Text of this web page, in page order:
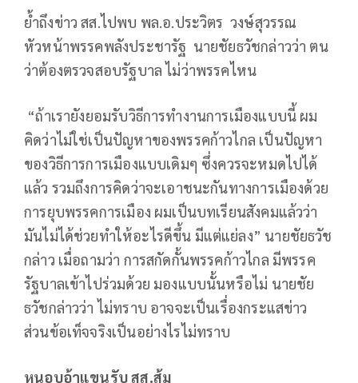
ย้ำถึงข่าว สส.ไปพบ พล.อ.ประวิตร วงษ์สุวรรณ
หัวหน้าพรรคพลังประชารัฐ นายชัยธวัชกล่าวว่า ตน
ว่าต้องตรวจสอบรัฐบาล ไม่ว่าพรรคไหน
“ถ้าเรายังยอมรับวิธีการทำงานการเมืองแบบนี้ ผม
คิดว่าไม่ใช่เป็นปัญหาของพรรคก้าวไกล เป็นปัญหา
ของวิธีการการเมืองแบบเดิมๆ ซึ่งควรจะหมดไปได้
แล้ว รวมถึงการคิดว่าจะเอาชนะกันทางการเมืองด้วย
การยุบพรรคการเมือง ผมเป็นบทเรียนสังคมแล้วว่า
มันไม่ได้ช่วยทำให้อะไรดีขึ้น มีแต่แย่ลง” นายชัยธวัช
กล่าว เมื่อถามว่า การสกัดกั้นพรรคก้าวไกล มีพรรค
รัฐบาลเข้าไปร่วมด้วย มองแบบนั้นหรือไม่ นายชัย
ธวัชกล่าวว่า ไม่ทราบ อาจจะเป็นเรื่องกระแสข่าว
ส่วนข้อเท็จจริงเป็นอย่างไรไม่ทราบ
หนูอุบอ้าแขนรับ สส.ส้ม